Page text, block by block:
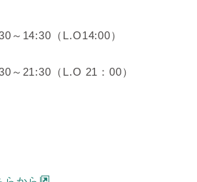
14:30（L.O14:00）
21:30（L.O 21：00）